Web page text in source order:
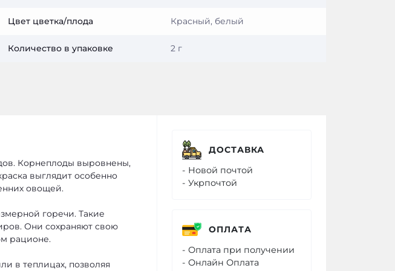
Цвет цветка/плода Красный, белый
Количество в упаковке 2 г
Корнеплоды выровнены,
выглядит особенно
овощей.
горечи. Такие
Они сохраняют свою
рационе.
в теплицах, позволяя
ДОСТАВКА
- Новой почтой
- Укрпочтой
ОПЛАТА
- Оплата при получении
- Онлайн Оплата